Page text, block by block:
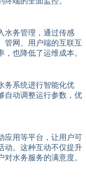
水务管理，通过传感
管网、用户端的互联互
也降低了运维成本。
务系统进行智能化优
自动调整运行参数，优
应用等平台，让用户可
动。这种互动不仅提升
水务服务的满意度。